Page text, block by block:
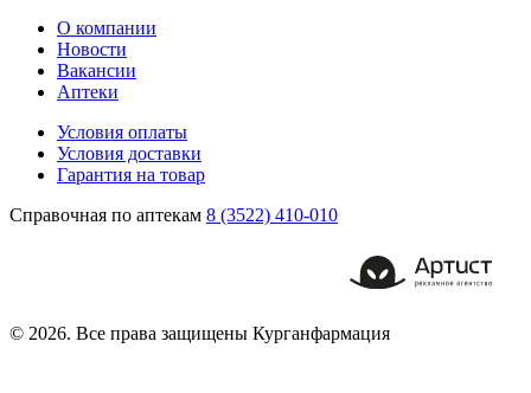
О компании
Новости
Вакансии
Аптеки
Условия оплаты
Условия доставки
Гарантия на товар
Справочная по аптекам 8 (3522) 410-010
© 2026. Все права защищены Курганфармация